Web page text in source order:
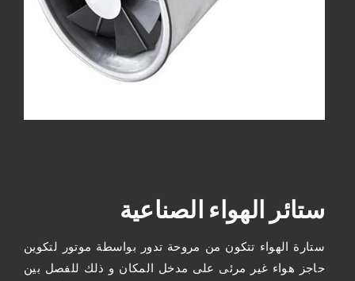
ستائر الهواء الصناعية
ستارة الهواء تتكون من مروحة تدور بواسطة موتور لتكوين
حاجز هواء غير مرئى على مدخل المكان و ذلك للفصل بين